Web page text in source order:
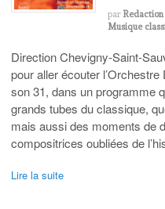
par Redaction
Musique
Direction Chevigny-Saint-
pour aller écouter
son 31, dans un programme
grands tubes du classique,
mais aussi des moments de
compositrices oubliées de
Lire la suite